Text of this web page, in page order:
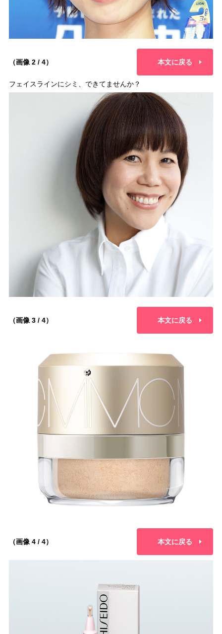
（画像 2 / 4） 本文に戻る
フェイスラインにシミ、できてませんか？
（画像 3 / 4） 本文に戻る
（画像 4 / 4） 本文に戻る